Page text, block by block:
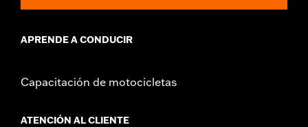
APRENDE A CONDUCIR
Capacitación de motocicletas
ATENCIÓN AL CLIENTE